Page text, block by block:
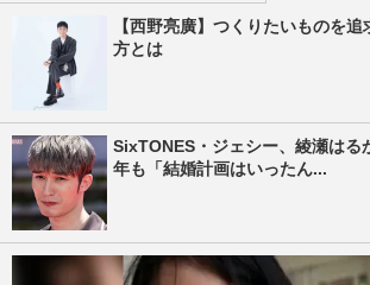
【西野亮廣】つくりたいものを
方とは
SixTONES・ジェシー、綾瀬はる
年も「結婚計画はいったん...